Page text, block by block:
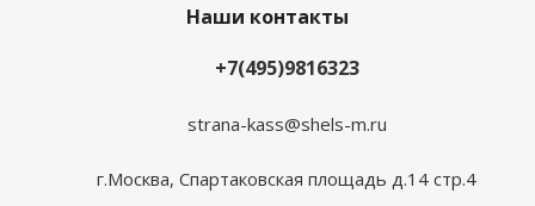
Наши контакты
+7(495)9816323
strana-kass@shels-m.ru
г.Москва, Спартаковская площадь д.14 стр.4